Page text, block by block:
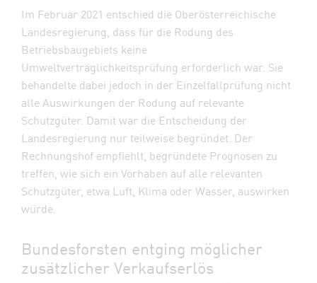
Im Februar 2021 entschied die Oberösterreichische
Landesregierung, dass für die Rodung des
Betriebsbaugebiets keine
Umweltverträglichkeitsprüfung erforderlich war. Sie
behandelte dabei jedoch in der Einzelfallprüfung nicht
alle Auswirkungen der Rodung auf relevante
Schutzgüter. Damit war die Entscheidung der
Landesregierung nur teilweise begründet. Der
Rechnungshof empfiehlt, begründete Prognosen zu
treffen, wie sich ein Vorhaben auf alle relevanten
Schutzgüter, etwa Luft, Klima oder Wasser, auswirken
würde.
Bundesforsten entging möglicher
zusätzlicher Verkaufserlös